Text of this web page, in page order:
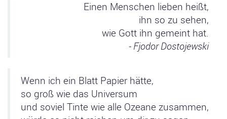
Einen Menschen lieben heißt,
ihn so zu sehen,
wie Gott ihn gemeint hat.
- Fjodor Dostojewski
Wenn ich ein Blatt Papier hätte,
so groß wie das Universum
und soviel Tinte wie alle Ozeane zusammen,